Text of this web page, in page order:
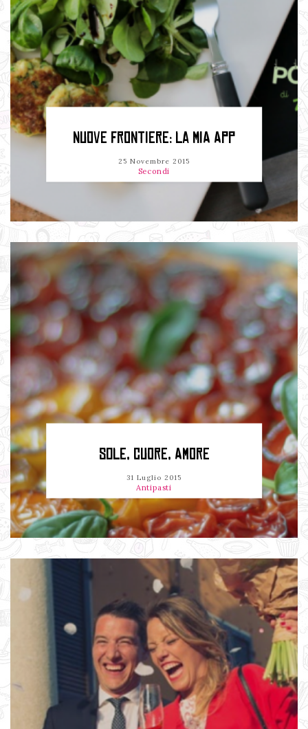
NUOVE FRONTIERE: LA MIA APP
25 Novembre 2015
Secondi
SOLE, CUORE, AMORE
31 Luglio 2015
Antipasti